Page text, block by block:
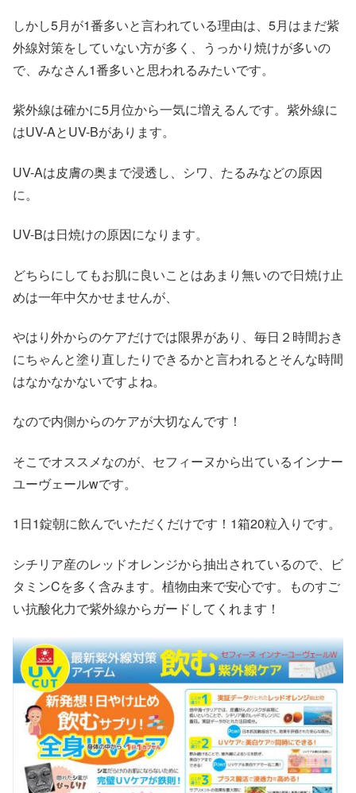
しかし5月が1番多いと言われている理由は、5月はまだ紫
外線対策をしていない方が多く、うっかり焼けが多いの
で、みなさん1番多いと思われるみたいです。
紫外線は確かに5月位から一気に増えるんです。紫外線に
はUV-AとUV-Bがあります。
UV-Aは皮膚の奥まで浸透し、シワ、たるみなどの原因
に。
UV-Bは日焼けの原因になります。
どちらにしてもお肌に良いことはあまり無いので日焼け止
めは一年中欠かせませんが、
やはり外からのケアだけでは限界があり、毎日２時間おき
にちゃんと塗り直したりできるかと言われるとそんな時間
はなかなかないですよね。
なので内側からのケアが大切なんです！
そこでオススメなのが、セフィーヌから出ているインナー
ユーヴェールwです。
1日1錠朝に飲んでいただくだけです！1箱20粒入りです。
シチリア産のレッドオレンジから抽出されているので、ビ
タミンCを多く含みます。植物由来で安心です。ものすご
い抗酸化力で紫外線からガードしてくれます！